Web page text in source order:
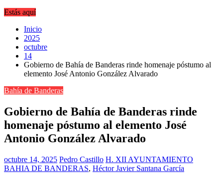
Estás aquí
Inicio
2025
octubre
14
Gobierno de Bahía de Banderas rinde homenaje póstumo al
elemento José Antonio González Alvarado
Bahía de Banderas
Gobierno de Bahía de Banderas rinde
homenaje póstumo al elemento José
Antonio González Alvarado
octubre 14, 2025 Pedro Castillo H. XII AYUNTAMIENTO
BAHIA DE BANDERAS, Héctor Javier Santana García